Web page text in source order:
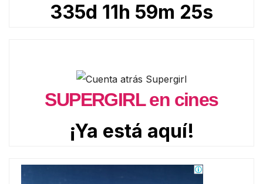
335d 11h 59m 24s
SUPERGIRL en cines
¡Ya está aquí!